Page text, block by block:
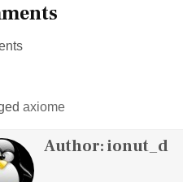
!…
axiome
Author:ionut_d